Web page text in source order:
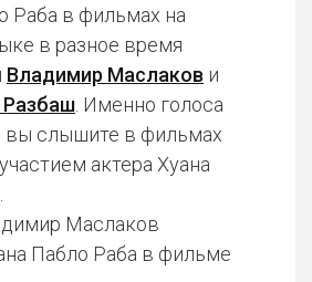
Раба в фильмах на
в разное время
Владимир Маслаков и
. Именно голоса
вы слышите в фильмах
актера Хуана
Маслаков
Пабло Раба в фильме